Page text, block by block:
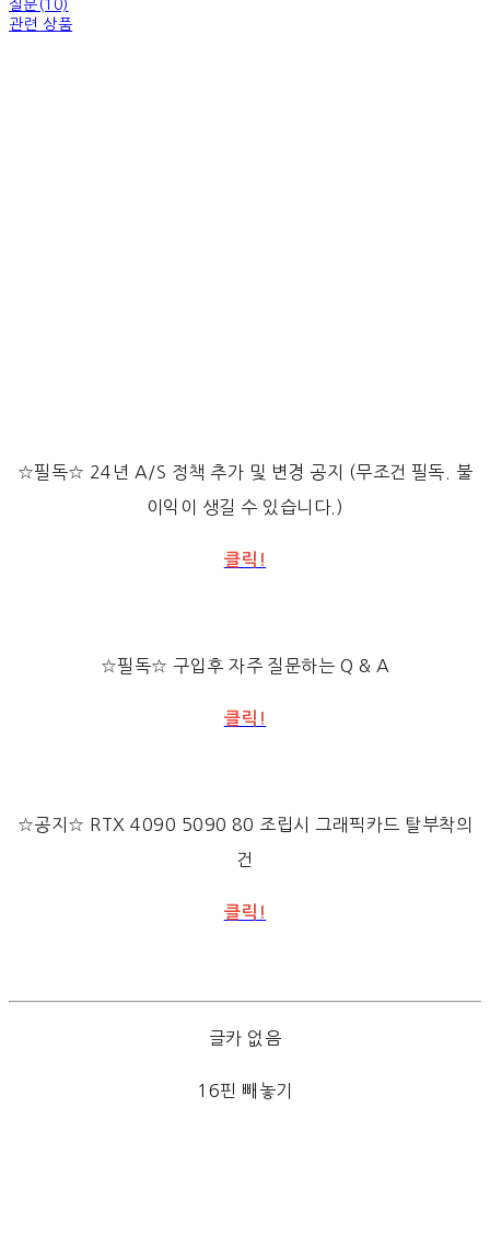
질문(10)
관련 상품
☆필독☆ 24년 A/S 정책 추가 및 변경 공지 (무조건 필독. 불
이익이 생길 수 있습니다.)
클릭!
☆필독☆ 구입후 자주 질문하는 Q & A
클릭!
☆공지☆ RTX 4090 5090 80 조립시 그래픽카드 탈부착의
건
클릭!
글카 없음
16핀 빼놓기